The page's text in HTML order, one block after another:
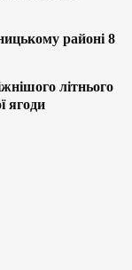
районі 8
літнього
ягоди